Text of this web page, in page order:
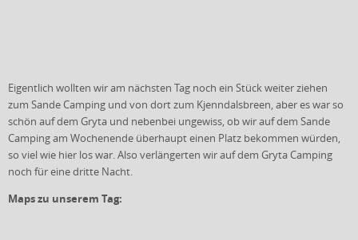
Eigentlich wollten wir am nächsten Tag noch ein Stück weiter ziehen
zum Sande Camping und von dort zum Kjenndalsbreen, aber es war so
schön auf dem Gryta und nebenbei ungewiss, ob wir auf dem Sande
Camping am Wochenende überhaupt einen Platz bekommen würden,
so viel wie hier los war. Also verlängerten wir auf dem Gryta Camping
noch für eine dritte Nacht.
Maps zu unserem Tag: